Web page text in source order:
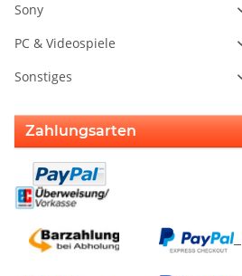
Sony
PC & Videospiele
Sonstiges
Zahlungsarten